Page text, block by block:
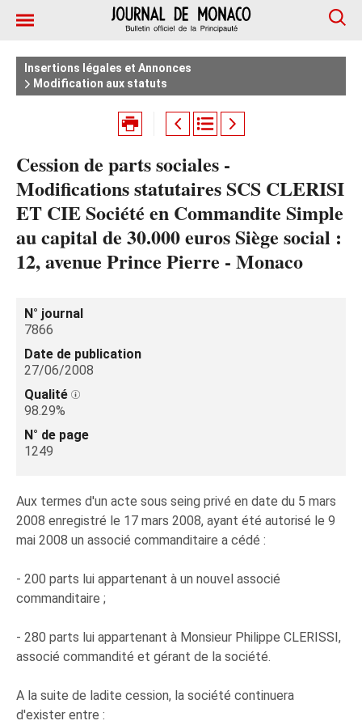
Insertions légales et Annonces
Modification aux statuts
Cession de parts sociales -
Modifications statutaires SCS CLERISI
ET CIE Société en Commandite Simple
au capital de 30.000 euros Siège social :
12, avenue Prince Pierre - Monaco
N° journal
7866
Date de publication
27/06/2008
Qualité
98.29%
N° de page
1249
Aux termes d'un acte sous seing privé en date du 5 mars
2008 enregistré le 17 mars 2008, ayant été autorisé le 9
mai 2008 un associé commanditaire a cédé :
- 200 parts lui appartenant à un nouvel associé
commanditaire ;
- 280 parts lui appartenant à Monsieur Philippe CLERISSI,
associé commandité et gérant de la société.
A la suite de ladite cession, la société continuera
d'exister entre :